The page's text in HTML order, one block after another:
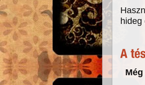
hideg